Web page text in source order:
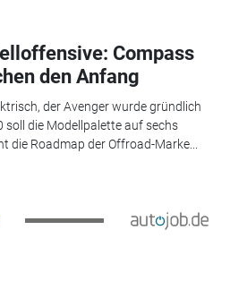
Compass
den Anfang
der Avenger wurde gründlich
die Modellpalette auf sechs
die Roadmap der Offroad-Marke...